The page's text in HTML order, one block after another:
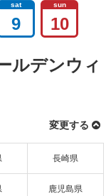
sat
9
sun
10
ルデンウィ
変更する
長崎県
鹿児島県